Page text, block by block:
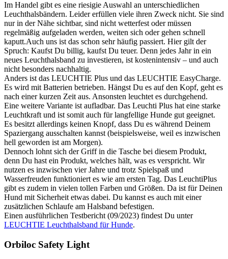
Im Handel gibt es eine riesigie Auswahl an unterschiedlichen
Leuchthalsbändern. Leider erfüllen viele ihren Zweck nicht. Sie sind
nur in der Nähe sichtbar, sind nicht wetterfest oder müssen
regelmäßig aufgeladen werden, weiten sich oder gehen schnell
kaputt.Auch uns ist das schon sehr häufig passiert. Hier gilt der
Spruch: Kaufst Du billig, kaufst Du teuer. Denn jedes Jahr in ein
neues Leuchthalsband zu investieren, ist kostenintensiv – und auch
nicht besonders nachhaltig.
Anders ist das LEUCHTIE Plus und das LEUCHTIE EasyCharge.
Es wird mit Batterien betrieben. Hängst Du es auf den Kopf, geht es
nach einer kurzen Zeit aus. Ansonsten leuchtet es durchgehend.
Eine weitere Variante ist aufladbar. Das Leuchti Plus hat eine starke
Leuchtkraft und ist somit auch für langfellige Hunde gut geeignet.
Es besitzt allerdings keinen Knopf, dass Du es während Deinem
Spaziergang ausschalten kannst (beispielsweise, weil es inzwischen
hell geworden ist am Morgen).
Dennoch lohnt sich der Griff in die Tasche bei diesem Produkt,
denn Du hast ein Produkt, welches hält, was es verspricht. Wir
nutzen es inzwischen vier Jahre und trotz Spielspaß und
Wasserfreuden funktioniert es wie am ersten Tag. Das LeuchtiPlus
gibt es zudem in vielen tollen Farben und Größen. Da ist für Deinen
Hund mit Sicherheit etwas dabei. Du kannst es auch mit einer
zusätzlichen Schlaufe am Halsband befestigen.
Einen ausführlichen Testbericht (09/2023) findest Du unter
LEUCHTIE Leuchthalsband für Hunde.
Orbiloc Safety Light